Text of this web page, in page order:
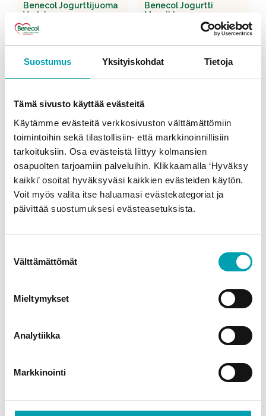
Suostumus Yksityiskohdat Tietoja
Tämä sivusto käyttää evästeitä
Käytämme evästeitä verkkosivuston välttämättömiin
toimintoihin sekä tilastollisiin- että markkinoinnillisiin
tarkoituksiin. Osa evästeistä liittyy kolmansien
osapuolten tarjoamiin palveluihin. Klikkaamalla ‘Hyväksy
kaikki’ osoitat hyväksyväsi kaikkien evästeiden käytön.
Voit myös valita itse haluamasi evästekategoriat ja
päivittää suostumuksesi evästeasetuksista.
valinta
Välttämättömät
Mieltymykset
Analytiikka
Markkinointi
Benecol Jogurttijuoma
Vadelma
Benecol Jogurtti
Mansikka
Benecol Jogurtti
Persikka
Benecol Jogurttijuoma
Persikka
Jogurtti Mango-passion